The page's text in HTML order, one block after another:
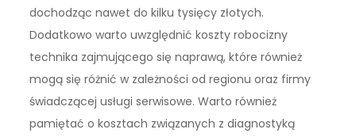
dochodząc nawet do kilku tysięcy złotych.
Dodatkowo warto uwzględnić koszty robocizny
technika zajmującego się naprawą, które również
mogą się różnić w zależności od regionu oraz firmy
świadczącej usługi serwisowe. Warto również
pamiętać o kosztach związanych z diagnostyką